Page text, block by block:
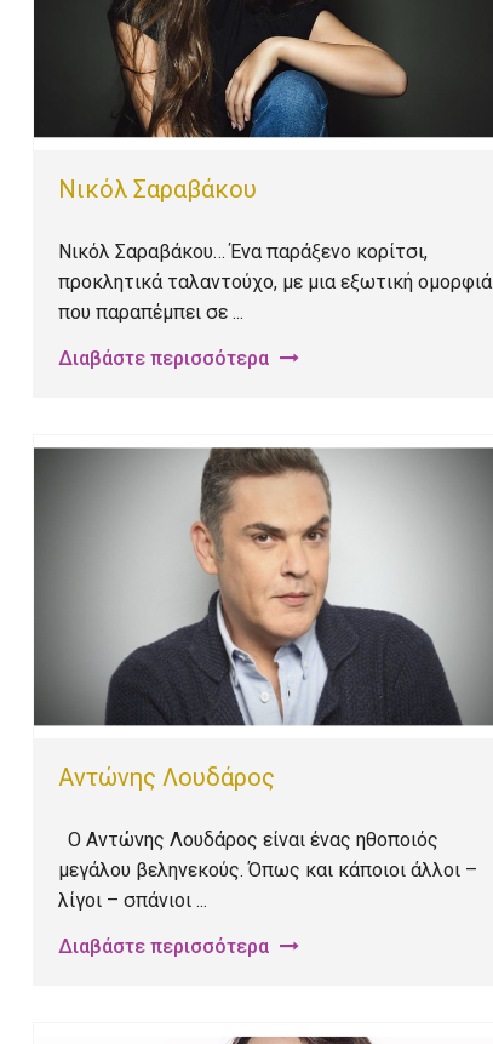
Νικόλ Σαραβάκου
Νικόλ Σαραβάκου… Ένα παράξενο κορίτσι,
προκλητικά ταλαντούχο, με μια εξωτική ομορφιά
που παραπέμπει σε ...
Διαβάστε περισσότερα
Αντώνης Λουδάρος
Ο Αντώνης Λουδάρος είναι ένας ηθοποιός
μεγάλου βεληνεκούς. Όπως και κάποιοι άλλοι –
λίγοι – σπάνιοι ...
Διαβάστε περισσότερα